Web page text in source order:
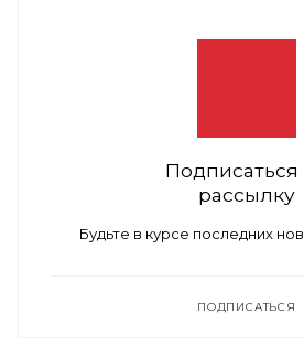
Подписаться
рассылку
Будьте в курсе последних
ПОДПИСАТЬСЯ